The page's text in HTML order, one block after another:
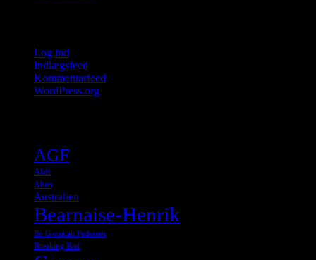
Log ind
Indlægsfeed
Kommentarfeed
WordPress.org
AGF
Aldi
Alien
Australien
Bearnaise-Henrik
Bo Gorzelak Pedersen
Breaking Bad